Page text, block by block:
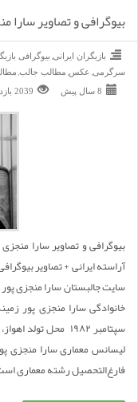
بیوگرافی و تصاویر سارا
بازیگران ایرانی, بیوگرافی
سرگرمی, عکس, مطالب جالب,
8 سال پیش
2039 بازديد
بیوگرافی و تصاویر سارا منجزی
آراسته ایرانی + تصاویر
سپتامبر ۱۹۸۲
فارغ‌التحصیل رشته معماری